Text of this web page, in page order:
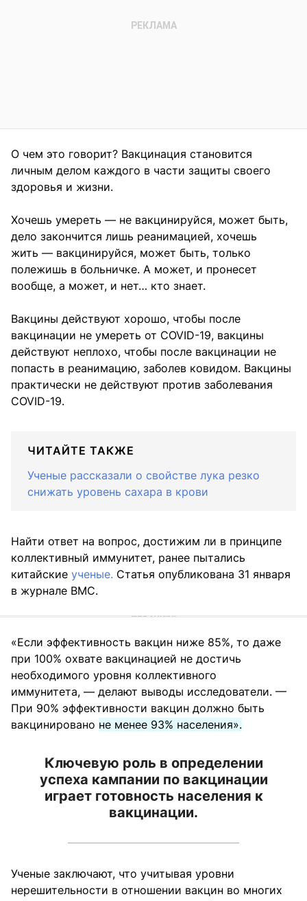
О чем это говорит? Вакцинация становится
личным делом каждого в части защиты своего
здоровья и жизни.
Хочешь умереть — не вакцинируйся, может быть,
дело закончится лишь реанимацией, хочешь
жить — вакцинируйся, может быть, только
полежишь в больничке. А может, и пронесет
вообще, а может, и нет… кто знает.
Вакцины действуют хорошо, чтобы после
вакцинации не умереть от COVID-19, вакцины
действуют неплохо, чтобы после вакцинации не
попасть в реанимацию, заболев ковидом. Вакцины
практически не действуют против заболевания
COVID-19.
ЧИТАЙТЕ ТАКЖЕ
Ученые рассказали о свойстве лука резко
снижать уровень сахара в крови
Найти ответ на вопрос, достижим ли в принципе
коллективный иммунитет, ранее пытались
китайские ученые. Статья опубликована 31 января
в журнале BMC.
«Если эффективность вакцин ниже 85%, то даже
при 100% охвате вакцинацией не достичь
необходимого уровня коллективного
иммунитета, — делают выводы исследователи. —
При 90% эффективности вакцин должно быть
вакцинировано не менее 93% населения».
Ключевую роль в определении
успеха кампании по вакцинации
играет готовность населения к
вакцинации.
Ученые заключают, что учитывая уровни
нерешительности в отношении вакцин во многих